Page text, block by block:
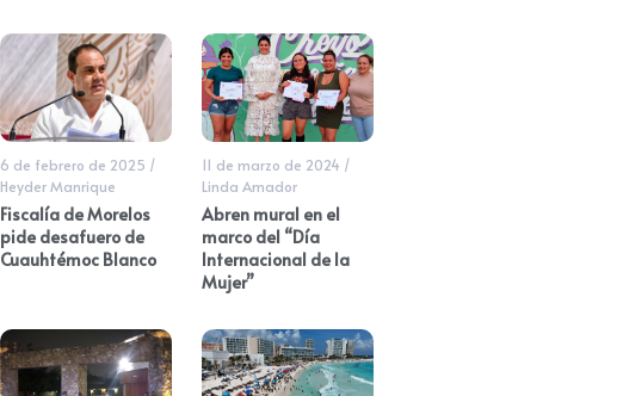
6 de febrero de 2025 /
Heyder Manrique
Fiscalía de Morelos
pide desafuero de
Cuauhtémoc Blanco
11 de marzo de 2024 /
Linda Amador
Abren mural en el
marco del “Día
Internacional de la
Mujer”